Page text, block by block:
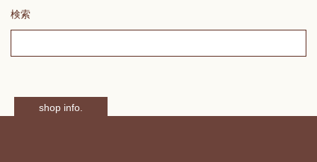
検索
shop info.